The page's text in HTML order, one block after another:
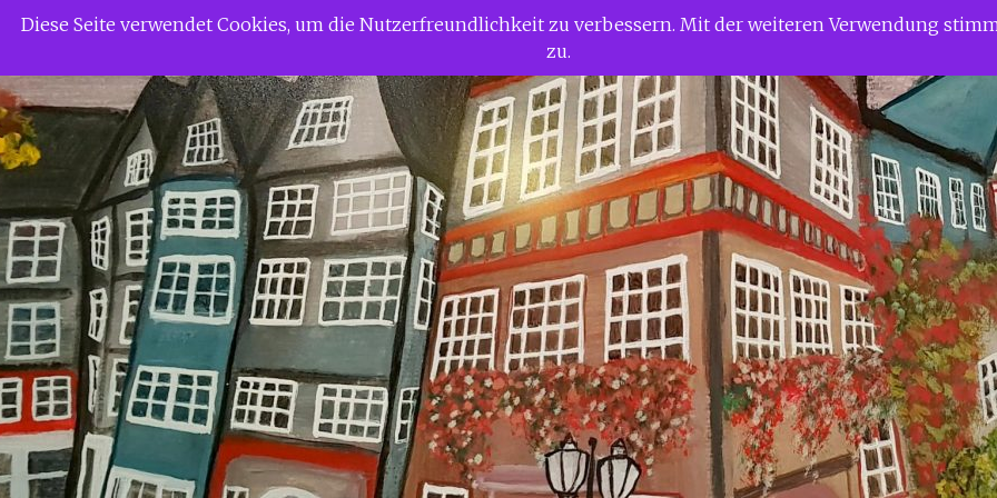
ZumSiggi Gerdaus Welt
Diese Seite verwendet Cookies, um die Nutzerfreundlichkeit zu verbessern. Mit der weiteren Verwendung
zu.